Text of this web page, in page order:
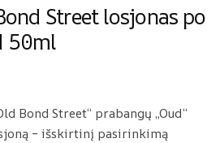
Street losjonas po
50ml
Bond Street“ prabangų „Oud“
– išskirtinį pasirinkimą